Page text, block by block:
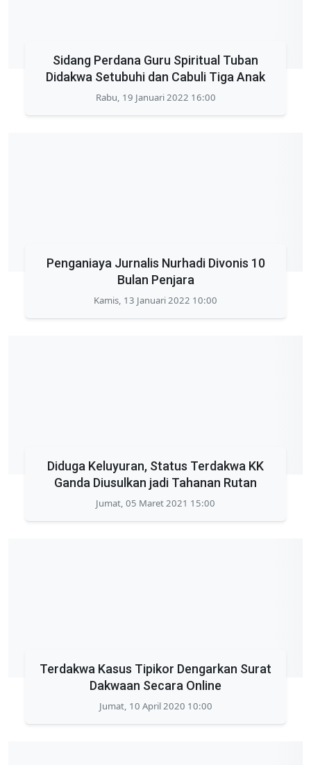
Sidang Perdana Guru Spiritual Tuban
Didakwa Setubuhi dan Cabuli Tiga Anak
Rabu, 19 Januari 2022 16:00
Penganiaya Jurnalis Nurhadi Divonis 10
Bulan Penjara
Kamis, 13 Januari 2022 10:00
Diduga Keluyuran, Status Terdakwa KK
Ganda Diusulkan jadi Tahanan Rutan
Jumat, 05 Maret 2021 15:00
Terdakwa Kasus Tipikor Dengarkan Surat
Dakwaan Secara Online
Jumat, 10 April 2020 10:00